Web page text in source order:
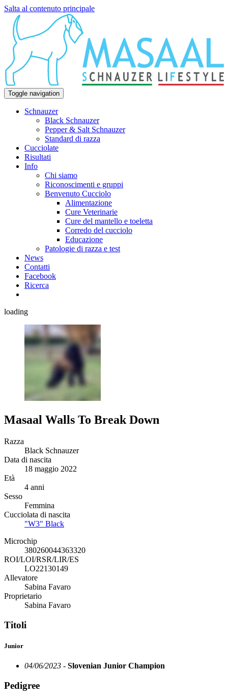
Salta al contenuto principale
Toggle navigation
Schnauzer
Black Schnauzer
Pepper & Salt Schnauzer
Standard di razza
Cucciolate
Risultati
Info
Chi siamo
Riconoscimenti e gruppi
Benvenuto Cucciolo
Alimentazione
Cure Veterinarie
Cure del mantello e toeletta
Corredo del cucciolo
Educazione
Patologie di razza e test
News
Contatti
Facebook
Ricerca
loading
Masaal Walls To Break Down
Razza
Black Schnauzer
Data di nascita
18 maggio 2022
Età
4 anni
Sesso
Femmina
Cucciolata di nascita
"W3" Black
Microchip
380260044363320
ROI/LOI/RSR/LIR/ES
LO22130149
Allevatore
Sabina Favaro
Proprietario
Sabina Favaro
Titoli
Junior
04/06/2023 - Slovenian Junior Champion
Pedigree